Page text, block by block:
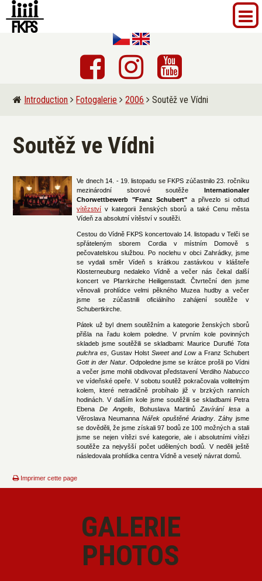
Introduction Fotogalerie 2006 Soutěž ve Vídni
Soutěž ve Vídni
Ve dnech 14. - 19. listopadu se FKPS zúčastnilo 23. ročníku
mezinárodní sborové soutěže Internationaler
Chorwettbewerb "Franz Schubert" a přivezlo si odtud
vítězství v kategorii ženských sborů a také Cenu města
Vídeň za absolutní vítěství v soutěži.
Cestou do Vídně FKPS koncertovalo 14. listopadu v Telči se
spřáteleným sborem Cordia v místním Domově s
pečovatelskou službou. Po noclehu v obci Zahrádky, jsme
se vydali směr Vídeň s krátkou zastávkou v klášteře
Klosterneuburg nedaleko Vídně a večer nás čekal další
koncert ve Pfarrkirche Heiligenstadt. Čtvrteční den jsme
věnovali prohlídce velmi pěkného Muzea hudby a večer
jsme se zúčastnili oficiálního zahájení soutěže v
Schubertkirche.
Pátek už byl dnem soutěžním a kategorie ženských sborů
přišla na řadu kolem poledne. V prvním kole povinných
skladeb jsme soutěžili se skladbami: Maurice Duruflé Tota
pulchra es , Gustav Holst Sweet and Lowa Franz Schubert
Gott in der Natur. Odpoledne jsme se krátce prošli po Vídni
a večer jsme mohli obdivovat představení Verdiho Nabucco
ve vídeňské opeře. V sobotu soutěž pokračovala volitelným
kolem, které netradičně probíhalo již v brzkých ranních
hodinách. V dalším kole jsme soutěžili se skladbami Petra
EbenaDe Angelis, Bohuslava MartinůZavírání lesa a
Věroslava NeumannaNářek opuštěné Ariadny. Záhy jsme
se dověděli, že jsme získali 97 bodů ze 100 možných a stali
jsme se nejen vítězi své kategorie, ale i absolutními vítězi
soutěže za nejvyšší počet udělených bodů. V neděli ještě
následovala prohlídka centra Vídně a veselý návrat domů.
Imprimer cette page
GALERIE
PHOTOS